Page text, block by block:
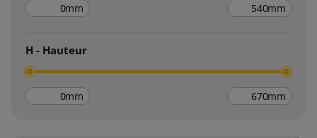
mm mm
H - Hauteur
mm mm